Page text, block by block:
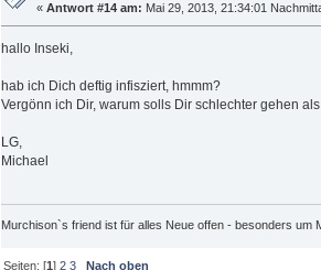
«Antwort #14 am: Mai 29, 2013, 21:34:01
hallo Inseki,
hab ich Dich deftig infisziert, hmmm?
Vergönn ich Dir, warum solls Dir schlechter gehen als
LG,
Michael
Murchison`s friend ist für alles Neue offen - besonders um
Seiten: [1]2 3 Nach oben